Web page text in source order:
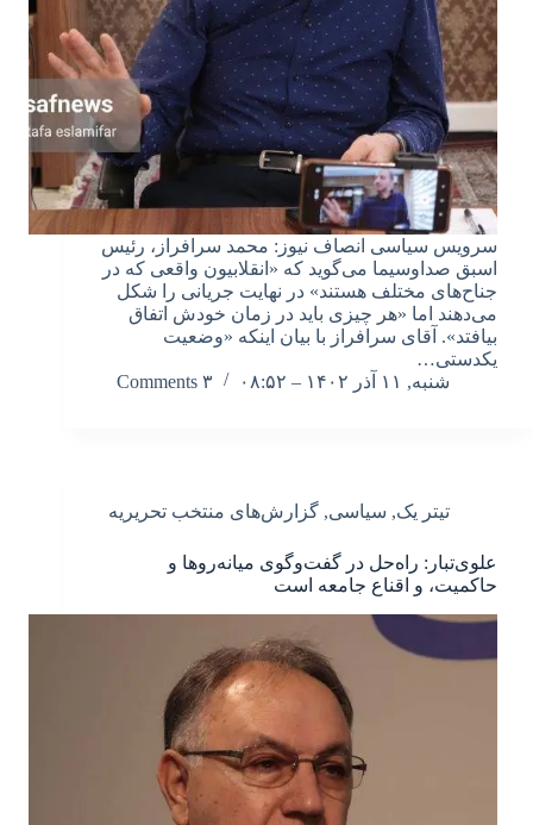
سرویس سیاسی انصاف نیوز: محمد سرافراز، رئیس
اسبق صداوسیما می‌گوید که «انقلابیون واقعی که در
جناح‌های مختلف هستند» در نهایت جریانی را شکل
می‌دهند اما «هر چیزی باید در زمان خودش اتفاق
بیافتد». آقای سرافراز با بیان اینکه «وضعیت
یکدستی…
شنبه, ۱۱ آذر ۱۴۰۲ – ۰۸:۵۲
۳ Comments
تیتر یک, سیاسی, گزارش‌های منتخب تحریریه
علوی‌تبار: راه‌حل در گفت‌وگوی میانه‌روها و
حاکمیت، و اقناع جامعه است